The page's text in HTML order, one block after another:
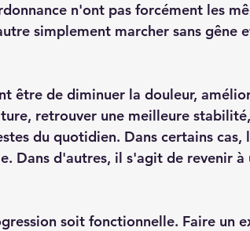
n'ont pas forcément les
simplement marcher sans gêne
être de diminuer la douleur,
retrouver une meilleure
du quotidien. Dans certains cas,
Dans d'autres, il s'agit de revenir à
soit fonctionnelle. Faire un